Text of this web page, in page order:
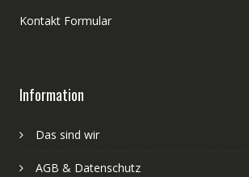
Kontakt Formular
Information
Das sind wir
AGB & Datenschutz